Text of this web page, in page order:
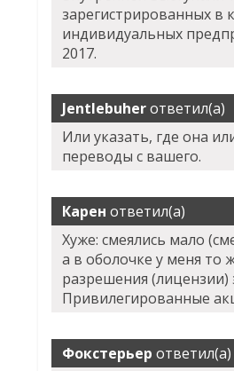
зарегистрированных в
индивидуальных
2017.
Jentlebuherответил(а)
Или указать, где она
переводы с вашего.
Карен ответил(а)
Хуже: смеялись мало
а в оболочке у меня то
разрешения (лицензии)
Привилегированные
Фокстерьер ответил(а)